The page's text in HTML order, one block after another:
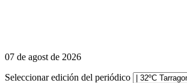
07 de agost de 2026
Seleccionar edición del periódico